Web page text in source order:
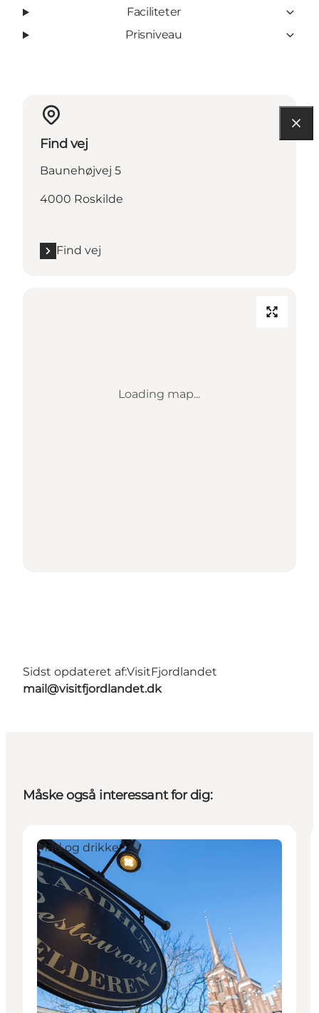
Faciliteter
Prisniveau
Find vej
Baunehøjvej 5
4000 Roskilde
Find vej
Loading map...
Sidst opdateret af:VisitFjordlandet
mail@visitfjordlandet.dk
Måske også interessant for dig:
Mad og drikke